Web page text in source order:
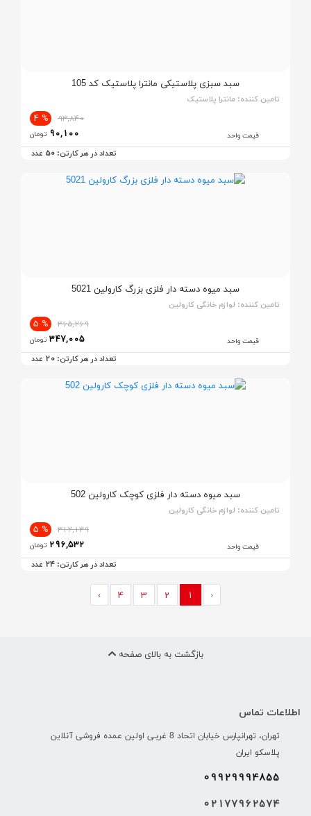
سبد سبزی پلاستیکی مانترا پلاستیک کد 105
تامین کننده: مانترا پلاستیک
قیمت واحد
93,840
% 4
90,100 تومان
تعداد در هر کارتن: 50 عدد
سبد میوه دسته دار فلزی بزرگ کارولین 5021
تامین کننده: لوازم خانگی کارولین
قیمت واحد
365,269
% 5
347,005 تومان
تعداد در هر کارتن: 20 عدد
سبد میوه دسته دار فلزی کوچک کارولین 502
تامین کننده: لوازم خانگی کارولین
قیمت واحد
312,139
% 5
296,532 تومان
تعداد در هر کارتن: 24 عدد
‹
1
2
3
4
›
بازگشت به بالای صفحه
اطلاعات تماس
تهران، تهرانپارس خیابان اتحاد 8 غربـی اولین عمده فروشی آنلاین
پلاسکو ایران
09929994855
02177962574